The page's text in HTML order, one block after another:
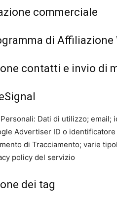
commerciale
di
contatti e invio di
Dati di utilizzo;
Advertiser ID o
di Tracciamento; varie
policy del servizio
dei tag